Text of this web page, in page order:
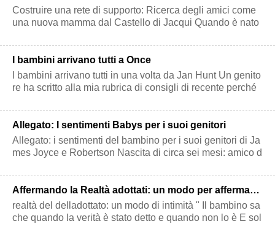
Costruire una rete di supporto: Ricerca degli amici come
una nuova mamma dal Castello di Jacqui Quando è nato
I bambini arrivano tutti a Once
I bambini arrivano tutti in una volta da Jan Hunt Un genito
re ha scritto alla mia rubrica di consigli di recente perché
Allegato: I sentimenti Babys per i suoi genitori
Allegato: i sentimenti del bambino per i suoi genitori di Ja
mes Joyce e Robertson Nascita di circa sei mesi: amico d
Affermando la Realtà adottati: un modo per affermare Intimacy
realtà del delladottato: un modo di intimità " Il bambino sa
che quando la verità è stato detto e quando non lo è E sol